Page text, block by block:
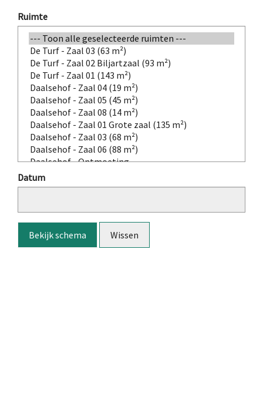
Ruimte
Datum
Bekijk schema Wissen